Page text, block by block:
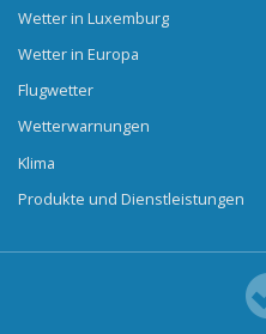
Wetter in Luxemburg
Wetter in Europa
Flugwetter
Wetterwarnungen
Klima
Produkte und Dienstleistungen